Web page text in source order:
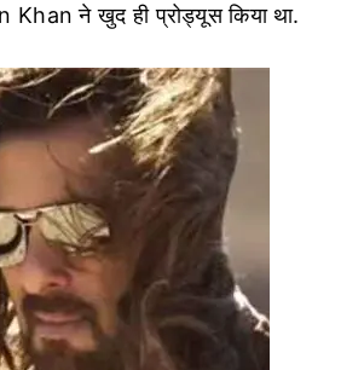
Khan ने खुद ही प्रोड्यूस किया था.